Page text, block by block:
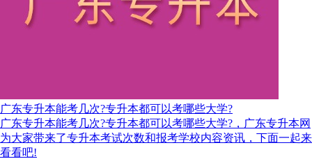
广东专升本能考几次?专升本都可以考哪些大学?
广东专升本能考几次?专升本都可以考哪些大学?，广东专升本网
为大家带来了专升本考试次数和报考学校内容资讯，下面一起来
看看吧!